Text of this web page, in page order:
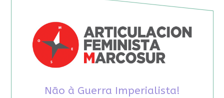
Não à Guerra Imperialista!